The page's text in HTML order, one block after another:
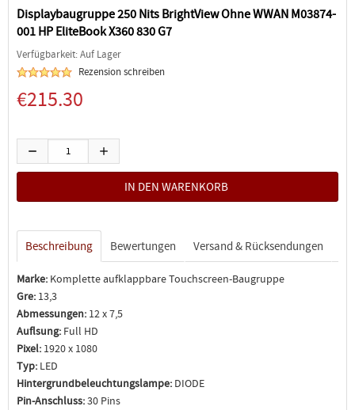
Displaybaugruppe 250 Nits BrightView Ohne WWAN M03874-
001 HP EliteBook X360 830 G7
Verfügbarkeit: Auf Lager
Rezension schreiben
€215.30
Beschreibung Bewertungen Versand & Rücksendungen
Marke: Komplette aufklappbare Touchscreen-Baugruppe
Gre: 13,3
Abmessungen: 12 x 7,5
Auflsung: Full HD
Pixel: 1920 x 1080
Typ: LED
Hintergrundbeleuchtungslampe: DIODE
Pin-Anschluss:30 Pins